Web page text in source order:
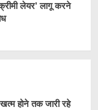
लेयर’ लागू करने
होने तक जारी रहे